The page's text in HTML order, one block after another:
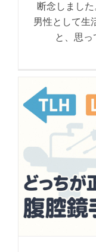
断念しまし
男性として生
と、思っ